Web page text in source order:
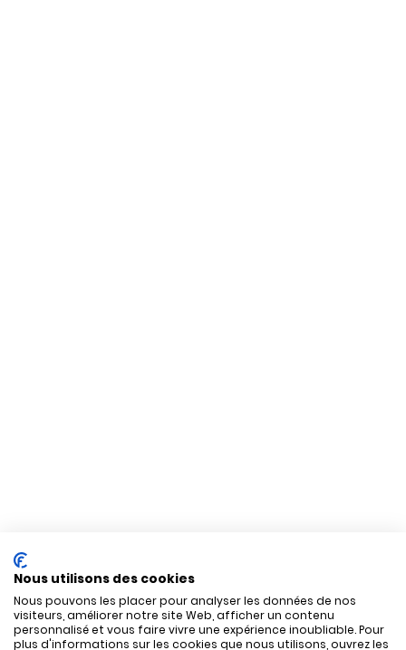
Nous utilisons des cookies
Nous pouvons les placer pour analyser les données de nos
visiteurs, améliorer notre site Web, afficher un contenu
personnalisé et vous faire vivre une expérience inoubliable. Pour
plus d'informations sur les cookies que nous utilisons, ouvrez les